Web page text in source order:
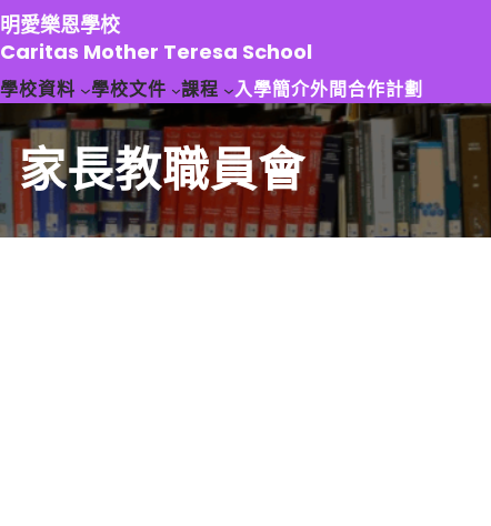
跳
至
主
要
容
明愛樂恩學校
Caritas Mother Teresa School
學校資料 學校文件 課程 入學簡介外間合作計劃
家長教職員會